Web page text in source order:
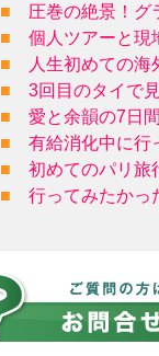
■
圧巻の絶景！グ
■
個人ツアーと現
■
人生初めての
■
3回目のタイで
■
愛と余韻の7日
■
有給消化中に行
■
初めてのパリ旅
■
行ってみたかっ